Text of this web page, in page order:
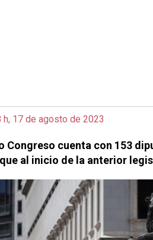
h, 17 de agosto de 2023
Congreso cuenta con 153
al inicio de la anterior